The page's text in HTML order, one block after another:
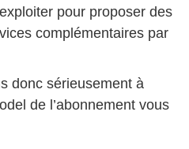
pour proposer des
complémentaires par
donc sérieusement à
de l’abonnement vous